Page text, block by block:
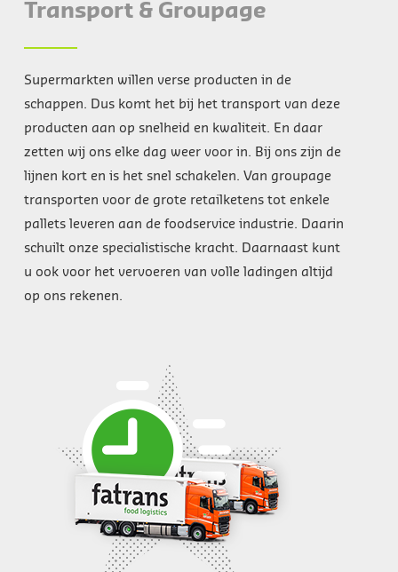
Transport & Groupage
Supermarkten willen verse producten in de
schappen. Dus komt het bij het transport van deze
producten aan op snelheid en kwaliteit. En daar
zetten wij ons elke dag weer voor in. Bij ons zijn de
lijnen kort en is het snel schakelen. Van groupage
transporten voor de grote retailketens tot enkele
pallets leveren aan de foodservice industrie. Daarin
schuilt onze specialistische kracht. Daarnaast kunt
u ook voor het vervoeren van volle ladingen altijd
op ons rekenen.